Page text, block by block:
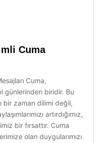
Cuma
Cuma,
günlerinden biridir. Bu
bir zaman dilimi değil,
artırdığımız,
bir fırsattır. Cuma
olan duygularımızı